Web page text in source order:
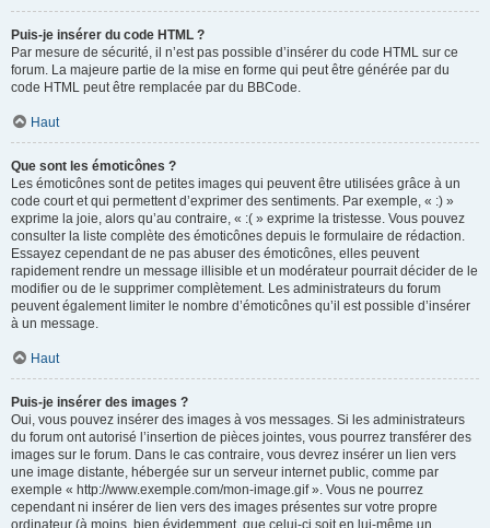
Puis-je insérer du code HTML ?
Par mesure de sécurité, il n’est pas possible d’insérer du code HTML sur ce
forum. La majeure partie de la mise en forme qui peut être générée par du
code HTML peut être remplacée par du BBCode.
Haut
Que sont les émoticônes ?
Les émoticônes sont de petites images qui peuvent être utilisées grâce à un
code court et qui permettent d’exprimer des sentiments. Par exemple, « :) »
exprime la joie, alors qu’au contraire, « :( » exprime la tristesse. Vous pouvez
consulter la liste complète des émoticônes depuis le formulaire de rédaction.
Essayez cependant de ne pas abuser des émoticônes, elles peuvent
rapidement rendre un message illisible et un modérateur pourrait décider de le
modifier ou de le supprimer complètement. Les administrateurs du forum
peuvent également limiter le nombre d’émoticônes qu’il est possible d’insérer
à un message.
Haut
Puis-je insérer des images ?
Oui, vous pouvez insérer des images à vos messages. Si les administrateurs
du forum ont autorisé l’insertion de pièces jointes, vous pourrez transférer des
images sur le forum. Dans le cas contraire, vous devrez insérer un lien vers
une image distante, hébergée sur un serveur internet public, comme par
exemple « http://www.exemple.com/mon-image.gif ». Vous ne pourrez
cependant ni insérer de lien vers des images présentes sur votre propre
ordinateur (à moins, bien évidemment, que celui-ci soit en lui-même un